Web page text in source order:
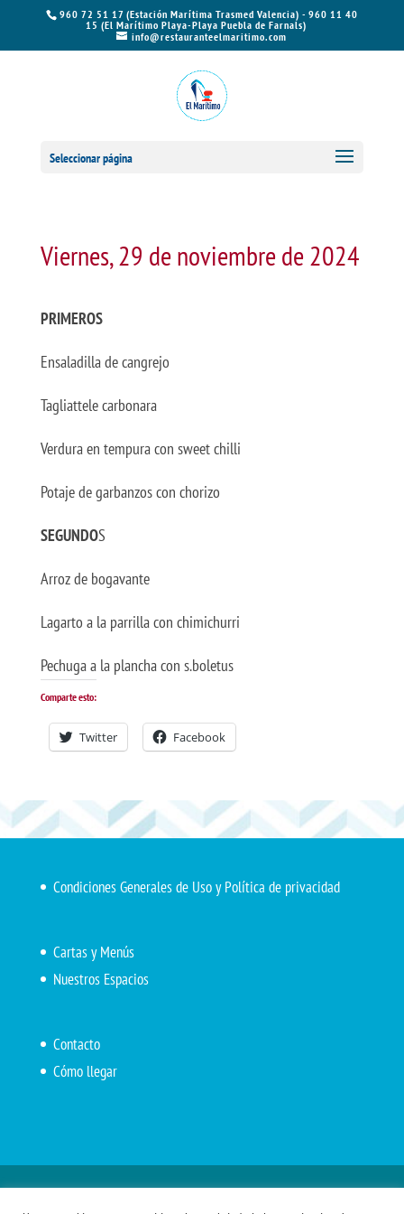
960 72 51 17 (Estación Marítima Trasmed Valencia) - 960 11 40
15 (El Marítimo Playa-Playa Puebla de Farnals)
info@restauranteelmaritimo.com
Seleccionar página
Viernes, 29 de noviembre de 2024
PRIMEROS
Ensaladilla de cangrejo
Tagliattele carbonara
Verdura en tempura con sweet chilli
Potaje de garbanzos con chorizo
SEGUNDOS
Arroz de bogavante
Lagarto a la parrilla con chimichurri
Pechuga a la plancha con s.boletus
Comparte esto:
Twitter Facebook
Condiciones Generales de Uso y Política de privacidad
Cartas y Menús
Nuestros Espacios
Contacto
Cómo llegar